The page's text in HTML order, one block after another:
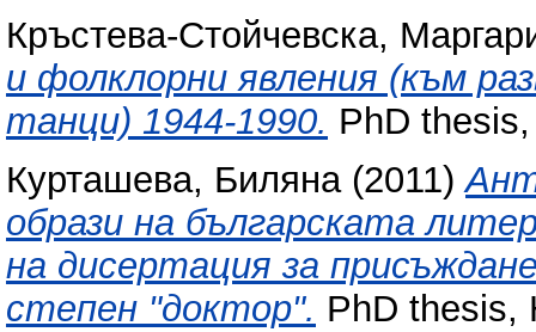
Кръстева-Стойчевска,
и фолклорни явления (към
танци) 1944-1990. PhD thesis,
Курташева, Биляна(2011)
образи на българската
на дисертация за
степен "доктор". PhD thesis,